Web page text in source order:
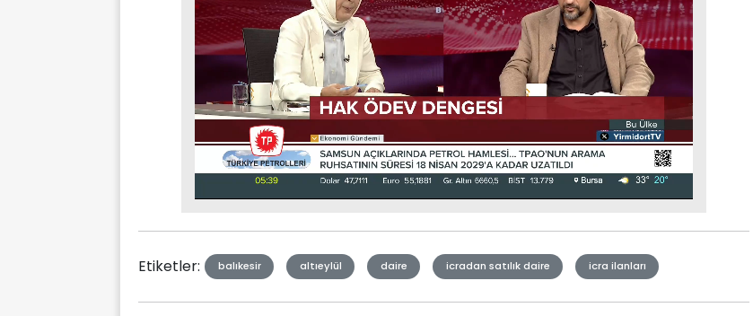
Stream
Etiketler: balıkesir altıeylül daire icradan satılık daire icra ilanları